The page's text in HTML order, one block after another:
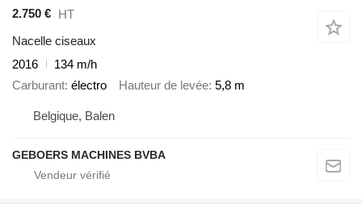
2.750 € HT
Nacelle ciseaux
2016
134 m/h
Carburant électro Hauteur de levée 5,8 m
Belgique, Balen
GEBOERS MACHINES BVBA